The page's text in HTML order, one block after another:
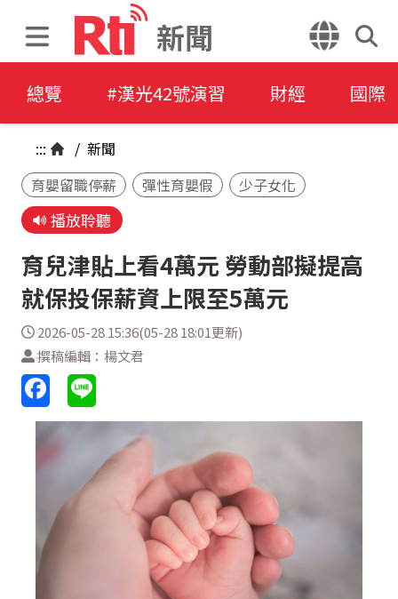
新聞
總覽 #漢光42號演習 財經 國際
::: / 新聞
育嬰留職停薪
彈性育嬰假 少子女化
播放聆聽
育兒津貼上看4萬元 勞動部擬提高
就保投保薪資上限至5萬元
2026-05-28 15:36(05-28 18:01更新)
撰稿編輯：楊文君